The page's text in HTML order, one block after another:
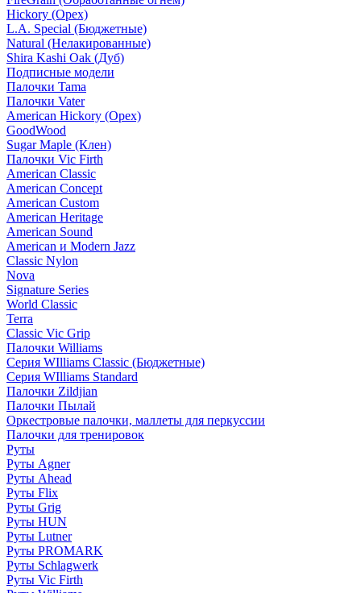
Hickory (Орех)
L.A. Special (Бюджетные)
Natural (Нелакированные)
Shira Kashi Oak (Дуб)
Подписные модели
Палочки Tama
Палочки Vater
American Hickory (Орех)
GoodWood
Sugar Maple (Клен)
Палочки Vic Firth
American Classic
American Concept
American Custom
American Heritage
American Sound
American и Modern Jazz
Classic Nylon
Nova
Signature Series
World Classic
Terra
Classic Vic Grip
Палочки Williams
Серия WIlliams Classic (Бюджетные)
Серия WIlliams Standard
Палочки Zildjian
Палочки Пылай
Оркестровые палочки, маллеты для перкуссии
Палочки для тренировок
Руты
Руты Agner
Руты Ahead
Руты Flix
Руты Grig
Руты HUN
Руты Lutner
Руты PROMARK
Руты Schlagwerk
Руты Vic Firth